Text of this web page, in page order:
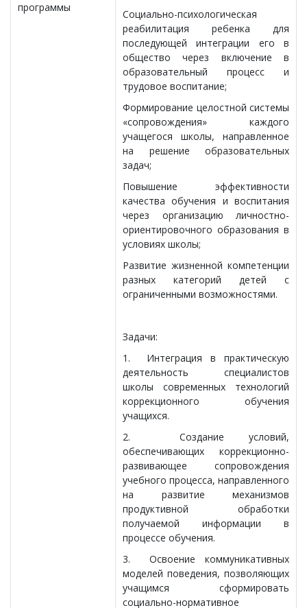
программы
Социально-психологическая
реабилитация ребенка для
последующей интеграции его в
общество через включение в
образовательный процесс и
трудовое воспитание;
Формирование целостной системы
«сопровождения» каждого
учащегося школы, направленное
на решение образовательных
задач;
Повышение эффективности
качества обучения и воспитания
через организацию личностно-
ориентировочного образования в
условиях школы;
Развитие жизненной компетенции
разных категорий детей с
ограниченными возможностями.
Задачи:
1. Интеграция в практическую
деятельность специалистов
школы современных технологий
коррекционного обучения
учащихся.
2. Создание условий,
обеспечивающих коррекционно-
развивающее сопровождения
учебного процесса, направленного
на развитие механизмов
продуктивной обработки
получаемой информации в
процессе обучения.
3. Освоение коммуникативных
моделей поведения, позволяющих
учащимся сформировать
социально-нормативное